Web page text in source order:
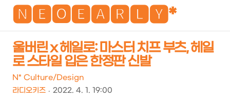
🅽🅴🅾🅴🅰🆁🅻🆈*
울버린 x 헤일로: 마스터 치프 부츠, 헤일
로 스타일 입은 한정판 신발
N* Culture/Design
라디오키즈
2022. 4. 1. 19:00